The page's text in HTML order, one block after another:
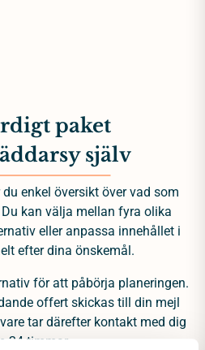
paket
själv
enkel översikt över vad som
kan välja mellan fyra olika
eller anpassa innehållet i
efter dina önskemål.
för att påbörja planeringen.
offert skickas till din mejl
tar därefter kontakt med dig
24 timmar.